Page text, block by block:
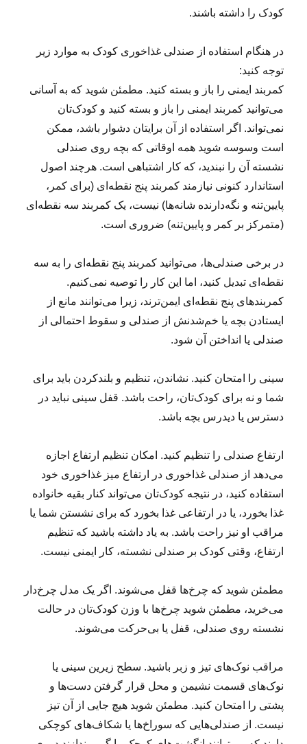
کودک را داشته باشند.
در هنگام استفاده از صندلی غذاخوری کودک به موارد زیر
توجه کنید:
کمربند ایمنی را باز و بسته کنید. مطمئن شوید که به آسانی
می‌توانید کمربند ایمنی را باز و بسته کنید و کودک‌تان
نمی‌تواند. اگر استفاده از آن برایتان دشوار باشد، ممکن
است وسوسه شوید همه اوقاتی که بچه روی صندلی
نشسته آن را نبندید، که کار اشتباهی است. هرچند اصول
استاندارد کنونی نیازمند کمربند پنج نقطه‌ای (برای کمر،
پایین‌تنه و نگه‌دارنده شانه‌ها) نیست، یک کمربند سه نقطه‌ای
(متمرکز بر کمر و پایین‌تنه) ضروری است.
در برخی صندلی‌ها، می‌توانید کمربند پنج نقطه‌ای را به سه
نقطه‌ای تبدیل کنید، اما این کار را توصیه نمی‌کنیم.
کمربندهای پنج نقطه‌ای ایمن‌ترند، زیرا می‌توانند مانع از
ایستادن بچه یا خم‌شدنش از صندلی و سقوط احتمالی از
صندلی یا انداختن آن شود.
سینی را امتحان کنید. نشاندن، تنظیم و بلندکردن باید برای
شما و نه برای کودک‌تان، راحت باشد. قفل سینی نباید در
دسترس یا دیدرس بچه باشد.
ارتفاع صندلی را تنظیم کنید. امکان تنظیم ارتفاع اجازه
می‌دهد از صندلی غذاخوری در ارتفاع میز غذاخوری خود
استفاده کنید، در نتیجه کودک‌تان می‌تواند کنار بقیه خانواده
غذا بخورد، یا در ارتفاعی غذا بخورد که برای نشستن شما یا
مراقب او نیز راحت باشد. به یاد داشته باشید که تنظیم
ارتفاع، وقتی کودک بر صندلی نشسته، کار ایمنی نیست.
مطمئن شوید که چرخ‌ها قفل می‌شوند. اگر یک مدل چرخ‌دار
می‌خرید، مطمئن شوید چرخ‌ها با وزن کودک‌تان در حالت
نشسته روی صندلی، قفل یا بی‌حرکت می‌شوند.
مراقب نوک‌های تیز و زبر باشید. سطح زیرین سینی یا
نوک‌های قسمت نشیمن و محل قرار گرفتن دست‌ها و
پشتی را امتحان کنید. مطمئن شوید هیچ جایی از آن تیز
نیست. از صندلی‌هایی که سوراخ‌ها یا شکاف‌های کوچکی